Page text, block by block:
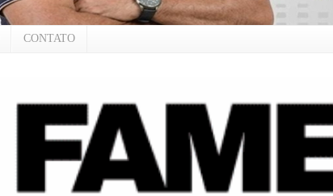
CONTATO